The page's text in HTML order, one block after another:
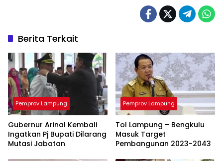
Berita Terkait
Pemprov Lampung
Gubernur Arinal Kembali
Ingatkan Pj Bupati Dilarang
Mutasi Jabatan
Pemprov Lampung
Tol Lampung – Bengkulu
Masuk Target
Pembangunan 2023-2043